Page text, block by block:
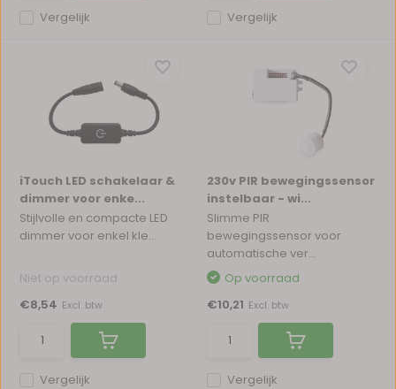
Vergelijk Vergelijk
iTouch LED schakelaar &
dimmer voor enke...
Stijlvolle en compacte LED
dimmer voor enkel kle...
Vergelijk
Niet op voorraad
€8,54 Excl. btw
230v PIR bewegingssensor
instelbaar - wi...
Slimme PIR
bewegingssensor voor
automatische ver...
Vergelijk
Op voorraad
€10,21 Excl. btw